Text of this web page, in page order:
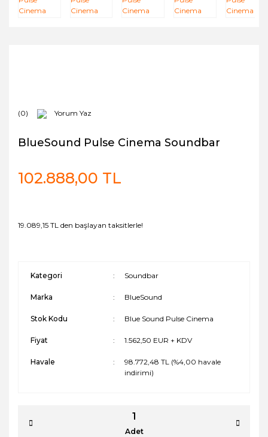
(0) Yorum Yaz
BlueSound Pulse Cinema Soundbar
102.888,00 TL
19.089,15 TL den başlayan taksitlerle!
Kategori Soundbar
Marka BlueSound
Stok Kodu Blue Sound Pulse Cinema
Fiyat 1.562,50 EUR + KDV
Havale
98.772,48 TL (%4,00 havale
indirimi)
Adet